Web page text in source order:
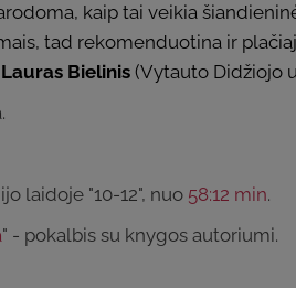
kaip tai veikia
tad rekomenduotina ir
Lauras Bielinis (Vytauto Didžiojo
laidoje "10-12", nuo 58:12 min.
" - pokalbis su knygos autoriumi.